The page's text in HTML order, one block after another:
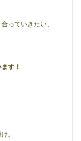
っていきたい、
す！
。